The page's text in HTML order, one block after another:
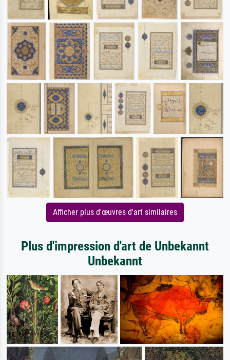
Afficher plus d'œuvres d'art similaires
Plus d'impression d'art de Unbekannt
Unbekannt